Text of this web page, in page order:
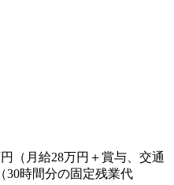
（月給28万円＋賞与、交通
30時間分の固定残業代